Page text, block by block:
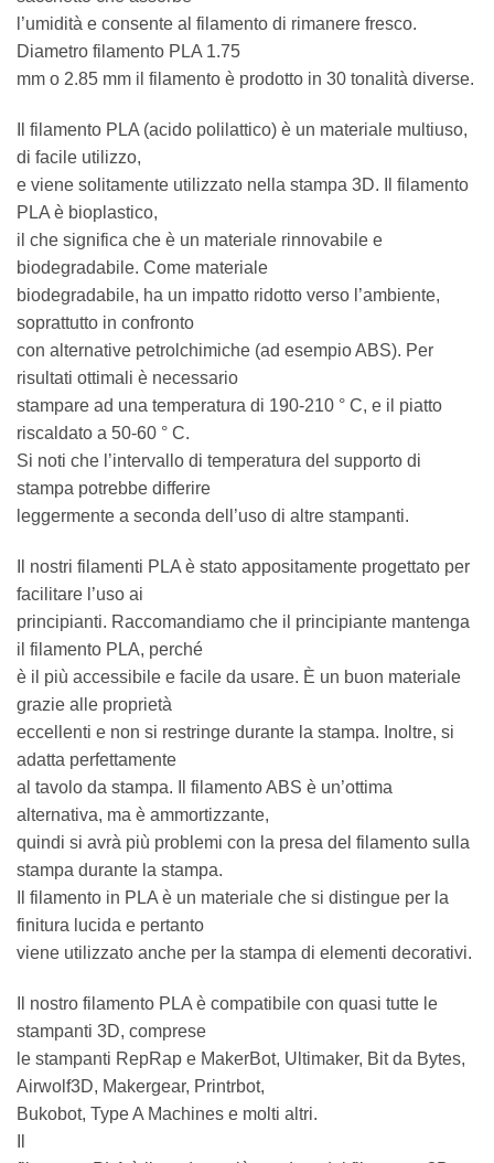
l’umidità e consente al filamento di rimanere fresco.
Diametro filamento PLA 1.75
mm o 2.85 mm il filamento è prodotto in 30 tonalità diverse.
Il filamento PLA (acido polilattico) è un materiale multiuso,
di facile utilizzo,
e viene solitamente utilizzato nella stampa 3D. Il filamento
PLA è bioplastico,
il che significa che è un materiale rinnovabile e
biodegradabile. Come materiale
biodegradabile, ha un impatto ridotto verso l’ambiente,
soprattutto in confronto
con alternative petrolchimiche (ad esempio ABS). Per
risultati ottimali è necessario
stampare ad una temperatura di 190-210 ° C, e il piatto
riscaldato a 50-60 ° C.
Si noti che l’intervallo di temperatura del supporto di
stampa potrebbe differire
leggermente a seconda dell’uso di altre stampanti.
Il nostri filamenti PLA è stato appositamente progettato per
facilitare l’uso ai
principianti. Raccomandiamo che il principiante mantenga
il filamento PLA, perché
è il più accessibile e facile da usare. È un buon materiale
grazie alle proprietà
eccellenti e non si restringe durante la stampa. Inoltre, si
adatta perfettamente
al tavolo da stampa. Il filamento ABS è un’ottima
alternativa, ma è ammortizzante,
quindi si avrà più problemi con la presa del filamento sulla
stampa durante la stampa.
Il filamento in PLA è un materiale che si distingue per la
finitura lucida e pertanto
viene utilizzato anche per la stampa di elementi decorativi.
Il nostro filamento PLA è compatibile con quasi tutte le
stampanti 3D, comprese
le stampanti RepRap e MakerBot, Ultimaker, Bit da Bytes,
Airwolf3D, Makergear, Printrbot,
Bukobot, Type A Machines e molti altri.